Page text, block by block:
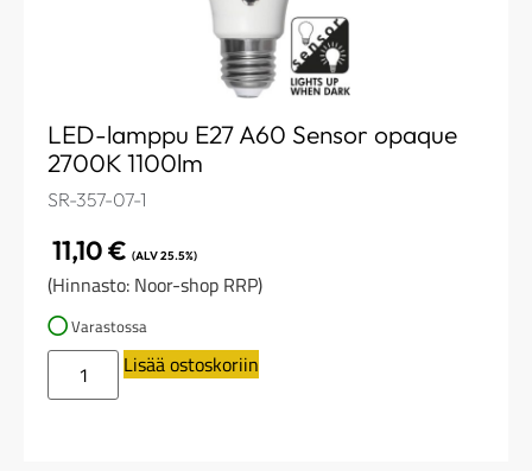
LED-lamppu E27 A60 Sensor opaque
2700K 1100lm
SR-357-07-1
11,10€ (ALV 25.5%)
(Hinnasto: Noor-shop RRP)
Varastossa
Lisää ostoskoriin